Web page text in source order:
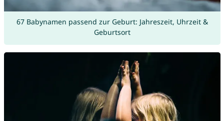
67 Babynamen passend zur Geburt: Jahreszeit, Uhrzeit &
Geburtsort